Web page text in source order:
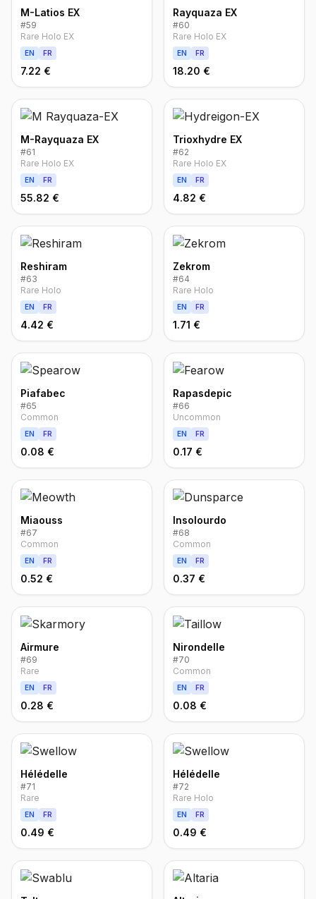
M-Latios EX
#59
Rare Holo EX
EN FR
7.22 €
Rayquaza EX
#60
Rare Holo EX
EN FR
18.20 €
M-Rayquaza EX
#61
Rare Holo EX
EN FR
55.82 €
Trioxhydre EX
#62
Rare Holo EX
EN FR
4.82 €
Reshiram
#63
Rare Holo
EN FR
4.42 €
Zekrom
#64
Rare Holo
EN FR
1.71 €
Piafabec
#65
Common
EN FR
0.08 €
Rapasdepic
#66
Uncommon
EN FR
0.17 €
Miaouss
#67
Common
EN FR
0.52 €
Insolourdo
#68
Common
EN FR
0.37 €
Airmure
#69
Rare
EN FR
0.28 €
Nirondelle
#70
Common
EN FR
0.08 €
Hélédelle
#71
Rare
EN FR
0.49 €
Hélédelle
#72
Rare Holo
EN FR
0.49 €